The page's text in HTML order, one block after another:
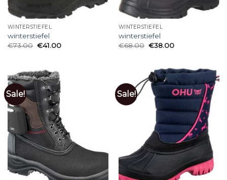
WINTERSTIEFEL
winterstiefel
€73.00 €41.00
WINTERSTIEFEL
winterstiefel
€68.00 €38.00
Sale! Sale!